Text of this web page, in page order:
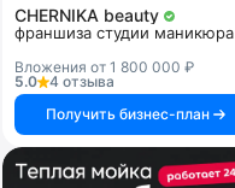
CHERNIKA beauty
франшиза студии маникюра
Вложения от 1 800 000 ₽
5.0
4 отзыва
Получить бизнес-план